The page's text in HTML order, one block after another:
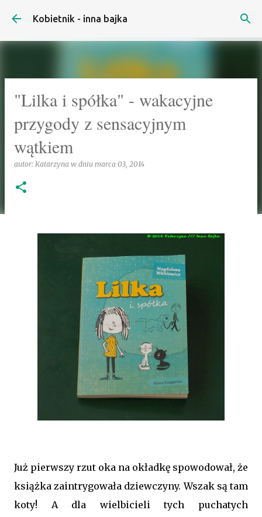
Przejdź do głównej zawartości
Kobietnik - inna bajka
"Lilka i spółka" - wakacyjne
przygody z sensacyjnym
wątkiem
autor: Katarzyna w dniu marca 03, 2014
Już pierwszy rzut oka na okładkę spowodował, że
książka zaintrygowała dziewczyny. Wszak są tam
koty! A dla wielbicieli tych puchatych